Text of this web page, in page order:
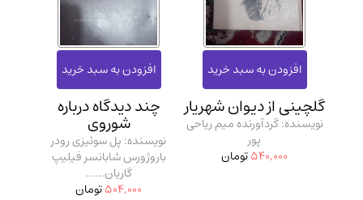
گلچینی از دیوان شهریار
نویسنده: گردآورنده میم ریاحی
پور
540,000تومان
چند دیدگاه درباره
شوروی
نویسنده: پل سوئیزی رودر
باروژورس شابانسر فیلیپ
گاریان......
504,000تومان